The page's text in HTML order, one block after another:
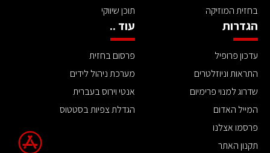
בחזית המוזיקה
תוכן שיווקי
הגדרות
עדכון פרופיל
התראות וניוזלטרים
שדרוג למנוי פרימיום
המייל האדום
פרסמו אצלנו
תקנון האתר
עוד ..
פרסום בחזית
מערכת ניהול לידים
אנטי וירוס בעברית
הגדלת צפיות בסטטוס